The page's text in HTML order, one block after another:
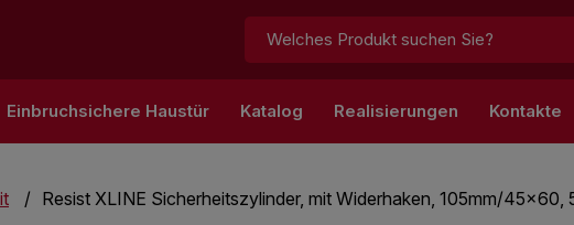
Suchen:
Einbruchsichere Haustür Katalog Realisierungen Kontakte
Resist XLINE Sicherheitszylinder, mit Widerhaken, 105mm/45x60,